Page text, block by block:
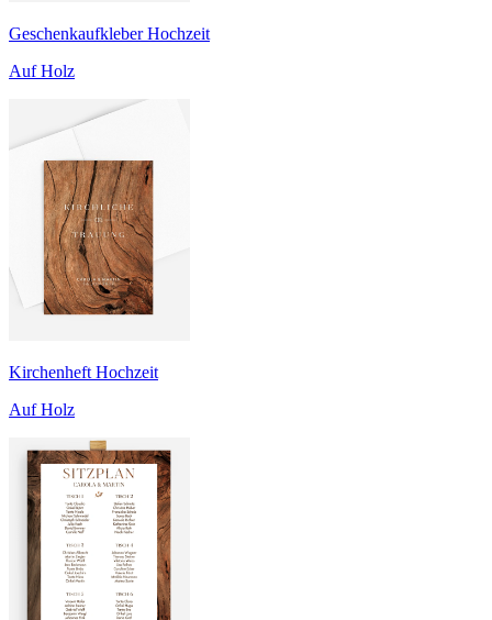
Geschenkaufkleber Hochzeit
Auf Holz
Kirchenheft Hochzeit
Auf Holz